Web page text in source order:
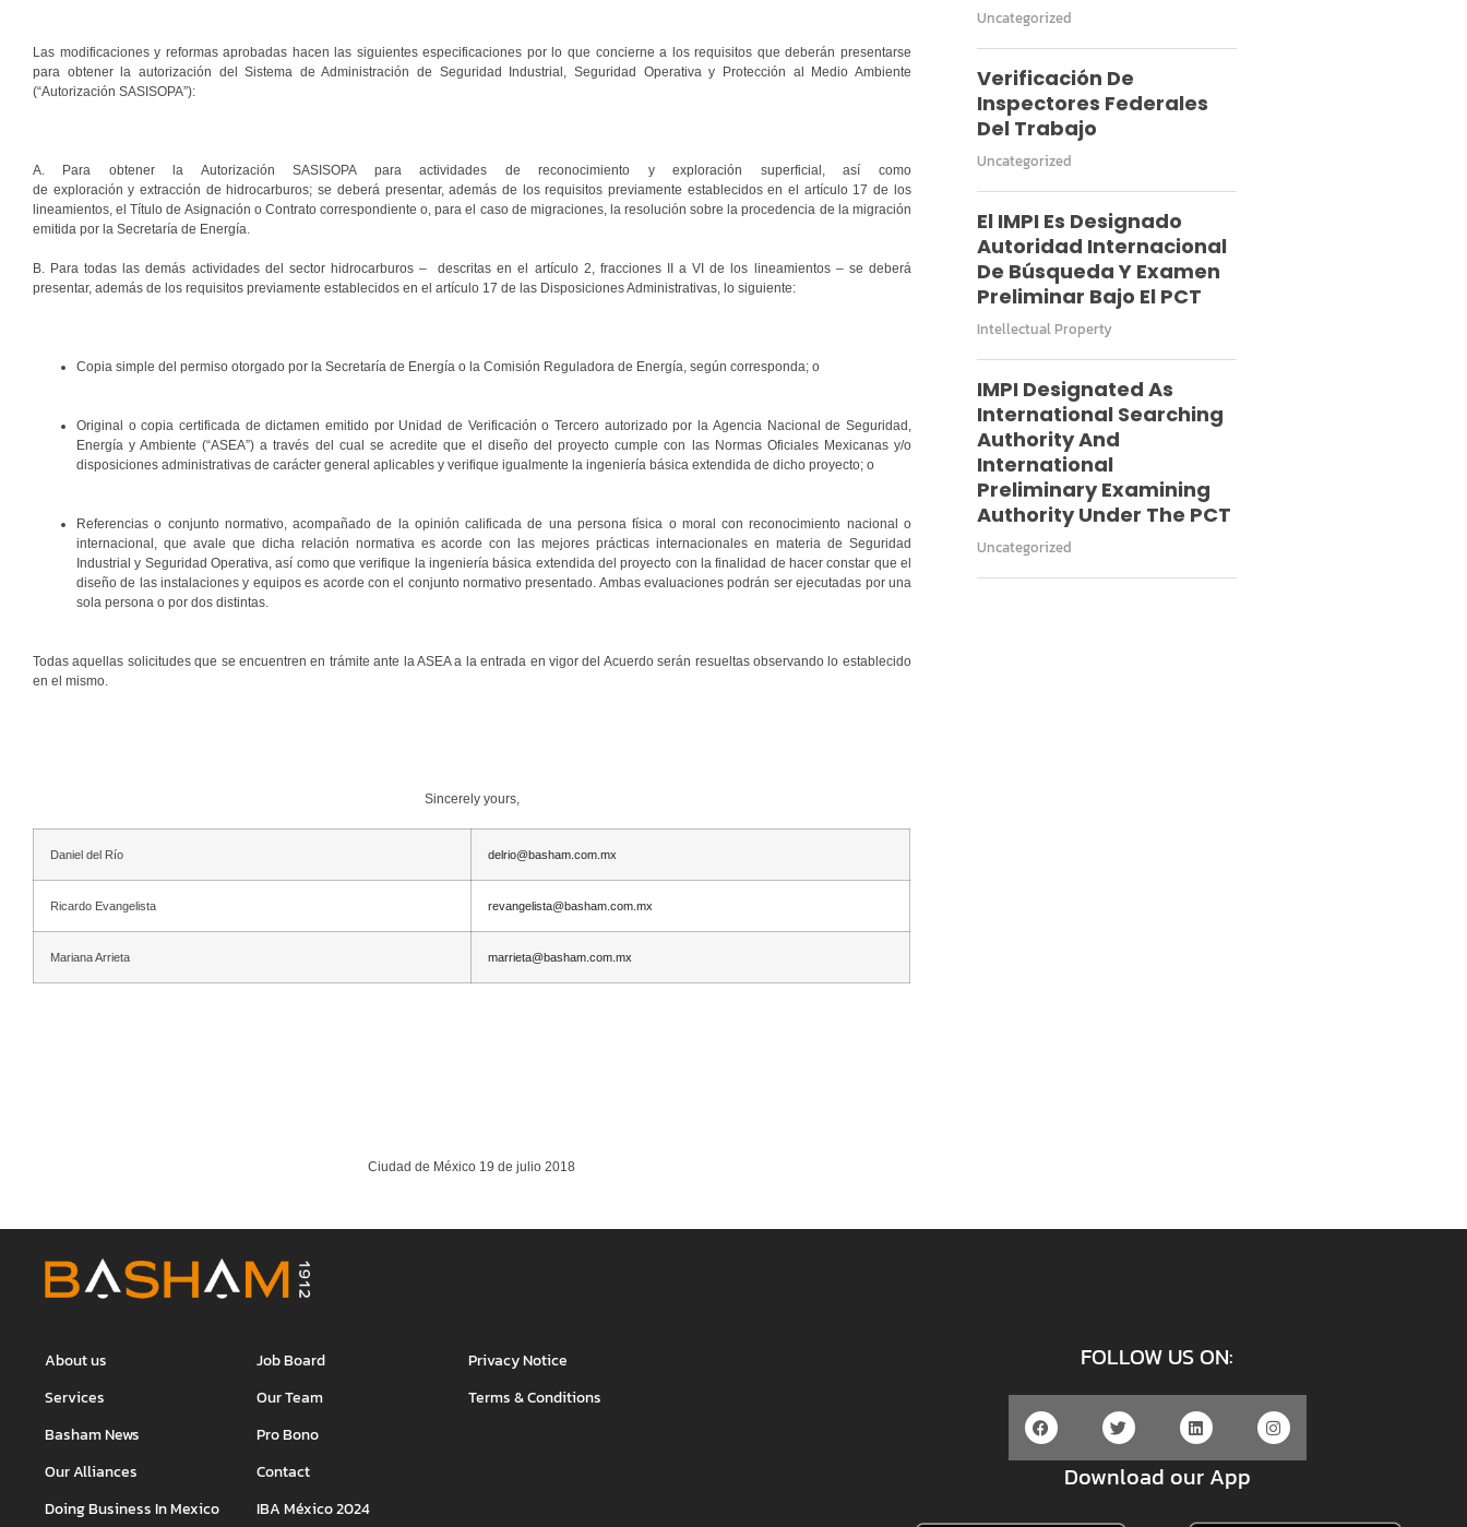
Las modificaciones y reformas aprobadas hacen las siguientes especificaciones por lo que concierne a los requisitos que deberán presentarse
para obtener la autorización del Sistema de Administración de Seguridad Industrial, Seguridad Operativa y Protección al Medio Ambiente
(“Autorización SASISOPA”):
A. Para obtener la Autorización SASISOPA para actividades de reconocimiento y exploración superficial, así como
de exploración y extracción de hidrocarburos; se deberá presentar, además de los requisitos previamente establecidos en el artículo 17 de los
lineamientos, el Título de Asignación o Contrato correspondiente o, para el caso de migraciones, la resolución sobre la procedencia de la migración
emitida por la Secretaría de Energía.
B. Para todas las demás actividades del sector hidrocarburos – descritas en el artículo 2, fracciones II a VI de los lineamientos – se deberá
presentar, además de los requisitos previamente establecidos en el artículo 17 de las Disposiciones Administrativas, lo siguiente:
Copia simple del permiso otorgado por la Secretaría de Energía o la Comisión Reguladora de Energía, según corresponda; o
Original o copia certificada de dictamen emitido por Unidad de Verificación o Tercero autorizado por la Agencia Nacional de Seguridad,
Energía y Ambiente (“ASEA”) a través del cual se acredite que el diseño del proyecto cumple con las Normas Oficiales Mexicanas y/o
disposiciones administrativas de carácter general aplicables y verifique igualmente la ingeniería básica extendida de dicho proyecto; o
Referencias o conjunto normativo, acompañado de la opinión calificada de una persona física o moral con reconocimiento nacional o
internacional, que avale que dicha relación normativa es acorde con las mejores prácticas internacionales en materia de Seguridad
Industrial y Seguridad Operativa, así como que verifique la ingeniería básica extendida del proyecto con la finalidad de hacer constar que el
diseño de las instalaciones y equipos es acorde con el conjunto normativo presentado. Ambas evaluaciones podrán ser ejecutadas por una
sola persona o por dos distintas.
Todas aquellas solicitudes que se encuentren en trámite ante la ASEA a la entrada en vigor del Acuerdo serán resueltas observando lo establecido
en el mismo.
Sincerely yours,
Daniel del Río delrio@basham.com.mx
Ricardo Evangelista revangelista@basham.com.mx
Mariana Arrieta marrieta@basham.com.mx
Ciudad de México 19 de julio 2018
Uncategorized
Verificación De
Inspectores Federales
Del Trabajo
Uncategorized
El IMPI Es Designado
Autoridad Internacional
De Búsqueda Y Examen
Preliminar Bajo El PCT
Intellectual Property
IMPI Designated As
International Searching
Authority And
International
Preliminary Examining
Authority Under The PCT
Uncategorized
About us
Services
Basham News
Our Alliances
Doing Business In Mexico
Job Board
Our Team
Pro Bono
Contact
IBA México 2024
Privacy Notice
Terms & Conditions
FOLLOW US ON:
Download our App